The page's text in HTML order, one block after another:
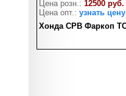
Цена розн.: 12500 руб.
Цена опт.: узнать цену
Хонда СРВ Фаркоп